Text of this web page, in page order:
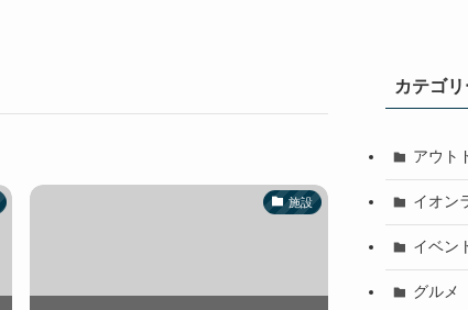
施設
カテゴ
アウト
イオン
イベン
グルメ